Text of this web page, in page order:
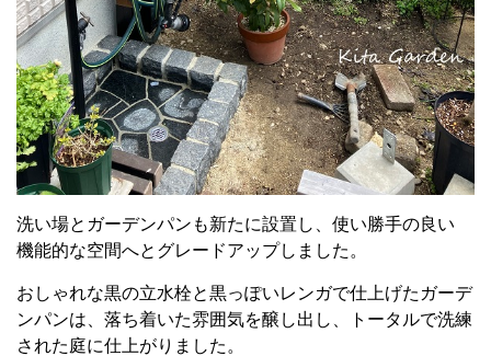
洗い場とガーデンパンも新たに設置し、使い勝手の良い
機能的な空間へとグレードアップしました。
おしゃれな黒の立水栓と黒っぽいレンガで仕上げたガーデ
ンパンは、落ち着いた雰囲気を醸し出し、トータルで洗練
された庭に仕上がりました。